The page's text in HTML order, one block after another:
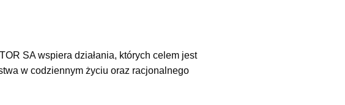
SA wspiera działania, których celem jest
w codziennym życiu oraz racjonalnego